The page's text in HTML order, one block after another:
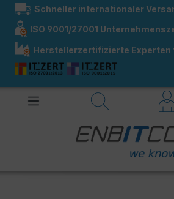
springen
Schneller internationaler
ISO 9001/27001
Herstellerzertifizierte Experten